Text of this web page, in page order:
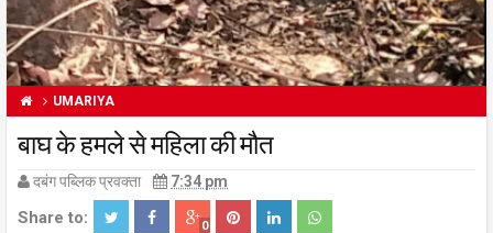
UMARIYA
बाघ के हमले से महिला की मौत
दबंग पब्लिक प्रवक्ता 7:34 pm
Share to: 0